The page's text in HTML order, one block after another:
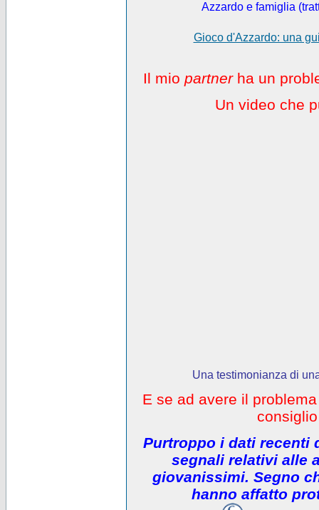
Azzardo e famiglia
Gioco d'Azzardo: una
Il mio partnerha un
Un video che
Una testimonianza di
E se ad avere il
Purtroppo i dati recenti
segnali relativi alle
giovanissimi. Segno
hanno affatto